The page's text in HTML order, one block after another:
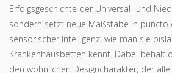
Erfolgsgeschichte der Universal- und
sondern setzt neue Maßstäbe in puncto
sensorischer Intelligenz, wie man sie
Krankenhausbetten kennt. Dabei behält
den wohnlichen Designcharakter, der